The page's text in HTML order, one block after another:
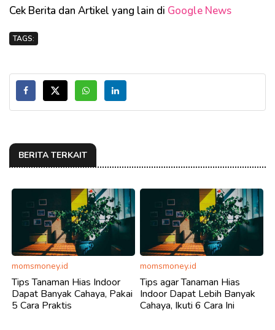
Cek Berita dan Artikel yang lain di Google News
TAGS:
BERITA TERKAIT
momsmoney.id
Tips Tanaman Hias Indoor
Dapat Banyak Cahaya, Pakai
5 Cara Praktis
momsmoney.id
Tips agar Tanaman Hias
Indoor Dapat Lebih Banyak
Cahaya, Ikuti 6 Cara Ini